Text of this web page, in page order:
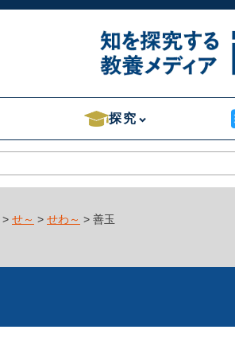
探究
> せ～ > せわ～ > 善玉